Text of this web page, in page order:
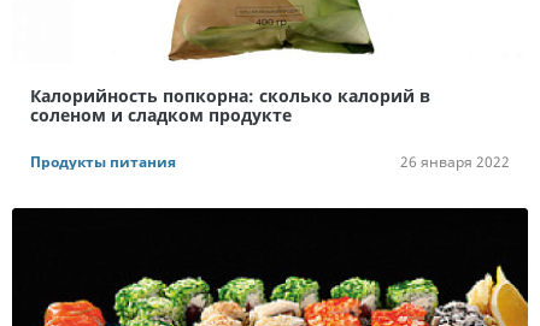
Калорийность попкорна: сколько калорий в
соленом и сладком продукте
Продукты питания 26 января 2022